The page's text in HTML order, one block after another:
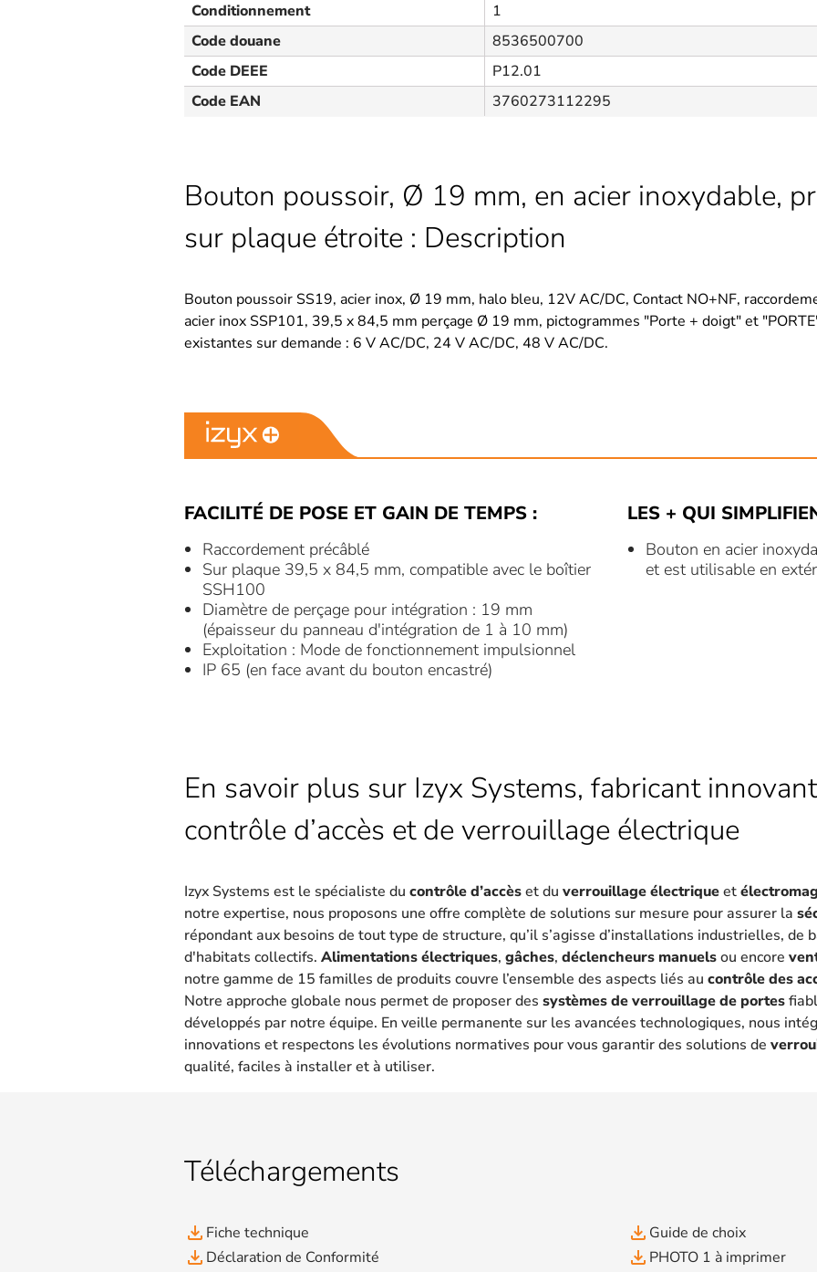
Conditionnement
1
Code douane
8536500700
Code DEEE
P12.01
Code EAN
3760273112295
Bouton poussoir, Ø 19 mm, en acier inoxydable,
sur plaque étroite : Description
Bouton poussoir SS19, acier inox, Ø 19 mm, halo bleu, 12V AC/DC, Contact NO+NF,
acier inox SSP101, 39,5 x 84,5 mm perçage Ø 19 mm, pictogrammes "Porte + doigt" et
existantes sur demande : 6 V AC/DC, 24 V AC/DC, 48 V AC/DC.
FACILITÉ DE POSE ET GAIN DE TEMPS :
Raccordement précâblé
Sur plaque 39,5 x 84,5 mm, compatible avec le boîtier
SSH100
Diamètre de perçage pour intégration : 19 mm
(épaisseur du panneau d'intégration de 1 à 10 mm)
Exploitation : Mode de fonctionnement impulsionnel
IP 65 (en face avant du bouton encastré)
LES + QUI
Bouton en acier
et est utilisable en
En savoir plus sur Izyx Systems, fabricant
contrôle d’accès et de verrouillage électrique
Izyx Systems est le spécialiste du contrôle d’accèset du verrouillage électriqueet
notre expertise, nous proposons une offre complète de solutions sur mesure pour assurer la
répondant aux besoins de tout type de structure, qu’il s’agisse d’installations industrielles, de
d'habitats collectifs. Alimentations électriques, gâches, déclencheurs manuelsou encore
notre gamme de 15 familles de produits couvre l’ensemble des aspects liés au contrôle des
Notre approche globale nous permet de proposer des systèmes de verrouillage de portes
développés par notre équipe. En veille permanente sur les avancées technologiques, nous
innovations et respectons les évolutions normatives pour vous garantir des solutions de
qualité, faciles à installer et à utiliser.
Téléchargements
file_download Fiche technique
file_download Déclaration de Conformité
file_download Guide de choix
file_download PHOTO 1 à imprimer